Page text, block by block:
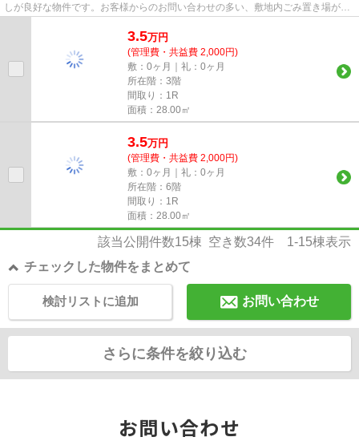
しが良好な物件です。お客様からのお問い合わせの多い、敷地内ごみ置き場があ
ります。2駅利用可能なので、...
3.5万円
(管理費・共益費 2,000円)
敷：0ヶ月｜礼：0ヶ月
所在階：3階
間取り：1R
面積：28.00㎡
3.5万円
(管理費・共益費 2,000円)
敷：0ヶ月｜礼：0ヶ月
所在階：6階
間取り：1R
面積：28.00㎡
該当公開件数15棟 空き数34件 1-15棟表示
チェックした物件をまとめて
お問い合わせ
検討リストに追加
さらに条件を絞り込む
お問い合わせ